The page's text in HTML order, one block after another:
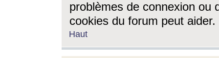
problèmes de connexion ou
cookies du forum peut aider.
Haut